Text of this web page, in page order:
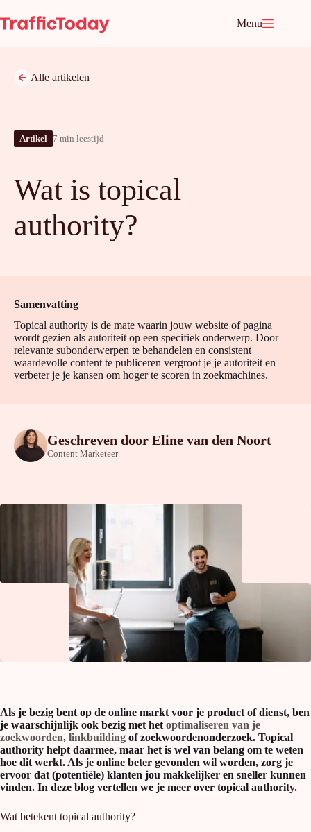
naar
de
Menu
Alle artikelen
Artikel 7 min leestijd
Wat is topical
authority?
Samenvatting
Topical authority is de mate waarin jouw website of pagina
wordt gezien als autoriteit op een specifiek onderwerp. Door
relevante subonderwerpen te behandelen en consistent
waardevolle content te publiceren vergroot je je autoriteit en
verbeter je je kansen om hoger te scoren in zoekmachines.
Geschreven door Eline van den Noort
Content Marketeer
Als je bezig bent op de online markt voor je product of dienst, ben
je waarschijnlijk ook bezig met het optimaliseren van je
zoekwoorden, linkbuilding of zoekwoordenonderzoek. Topical
authority helpt daarmee, maar het is wel van belang om te weten
hoe dit werkt. Als je online beter gevonden wil worden, zorg je
ervoor dat (potentiële) klanten jou makkelijker en sneller kunnen
vinden. In deze blog vertellen we je meer over topical authority.
Wat betekent topical authority?